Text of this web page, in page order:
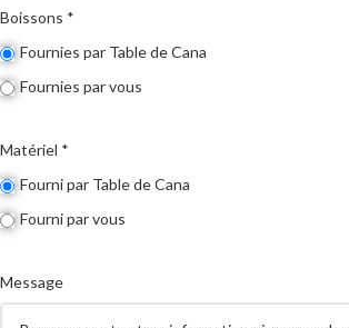
Boissons *
Fournies par Table de Cana
Fournies par vous
Matériel *
Fourni par Table de Cana
Fourni par vous
Message